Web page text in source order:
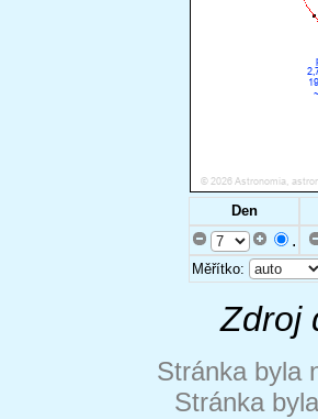
Den
.
Měřítko:
Zdroj
Stránka byla
Stránka